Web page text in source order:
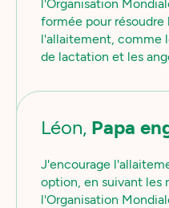
l'Organisation
formée pour résoudre
l'allaitement, comme
de lactation et les
Léon, Papa
J'encourage
option, en suivant les
l'Organisation